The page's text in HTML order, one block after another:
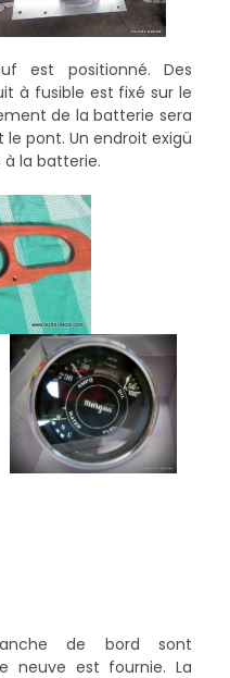
est positionné. Des
à fusible est fixé sur le
de la batterie sera
le pont. Un endroit exigü
la batterie.
de bord sont
neuve est fournie. La